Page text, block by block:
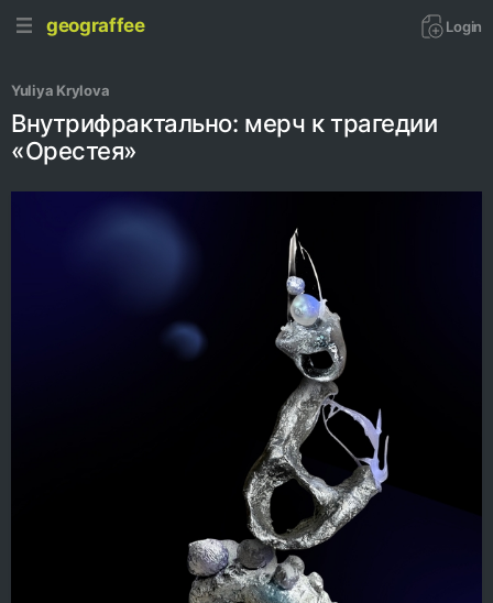
geograffee Login
Yuliya Krylova
Внутрифрактально: мерч к трагедии
«Орестея»